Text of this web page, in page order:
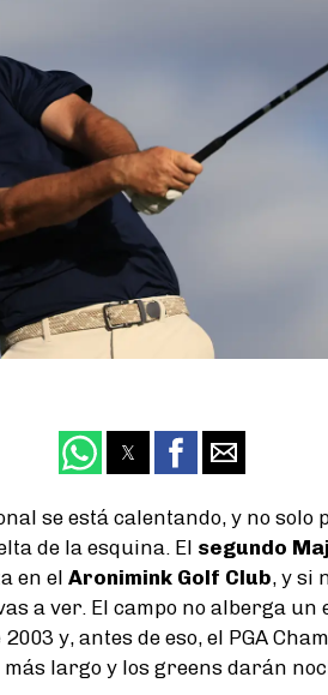
se está calentando, y no solo
de la esquina. El segundo
en el Aronimink Golf Club, y si
a ver. El campo no alberga un
y, antes de eso, el PGA
largo y los greens darán